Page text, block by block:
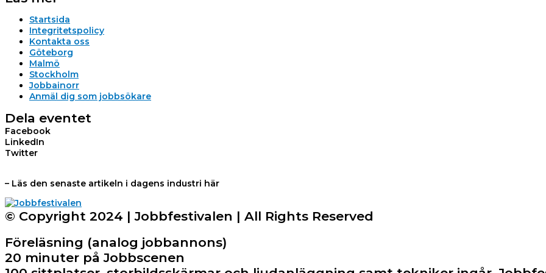
Startsida
Integritetspolicy
Kontakta oss
Göteborg
Malmö
Stockholm
Jobbainorr
Anmäl dig som jobbsökare
Dela eventet
Facebook
LinkedIn
Twitter
– Läs den senaste artikeln i dagens industri här
© Copyright 2024 | Jobbfestivalen | All Rights Reserved
Föreläsning (analog jobbannons)
20 minuter på Jobbscenen